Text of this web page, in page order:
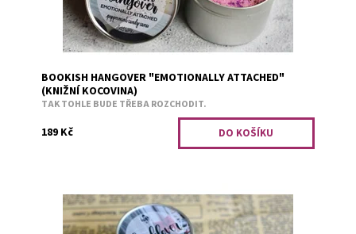
BOOKISH HANGOVER "EMOTIONALLY ATTACHED"
(KNIŽNÍ KOCOVINA)
TAK TOHLE BUDE TŘEBA ROZCHODIT.
189 Kč
Svěží vůně hroznů a citrónu.
Dostupnost:
Skladem 2